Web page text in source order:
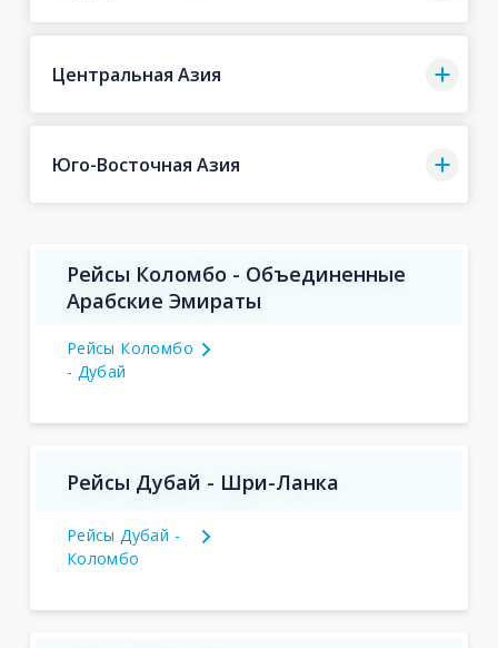
Центральная Азия
Юго-Восточная Азия
Рейсы Коломбо - Объединенные
Арабские Эмираты
Рейсы Коломбо
- Дубай
Рейсы Дубай - Шри-Ланка
Рейсы Дубай -
Коломбо